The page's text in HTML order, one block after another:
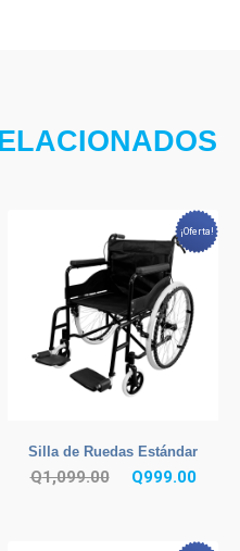
¡Oferta!
Silla de Ruedas Estándar
Q1,099.00 Q999.00El